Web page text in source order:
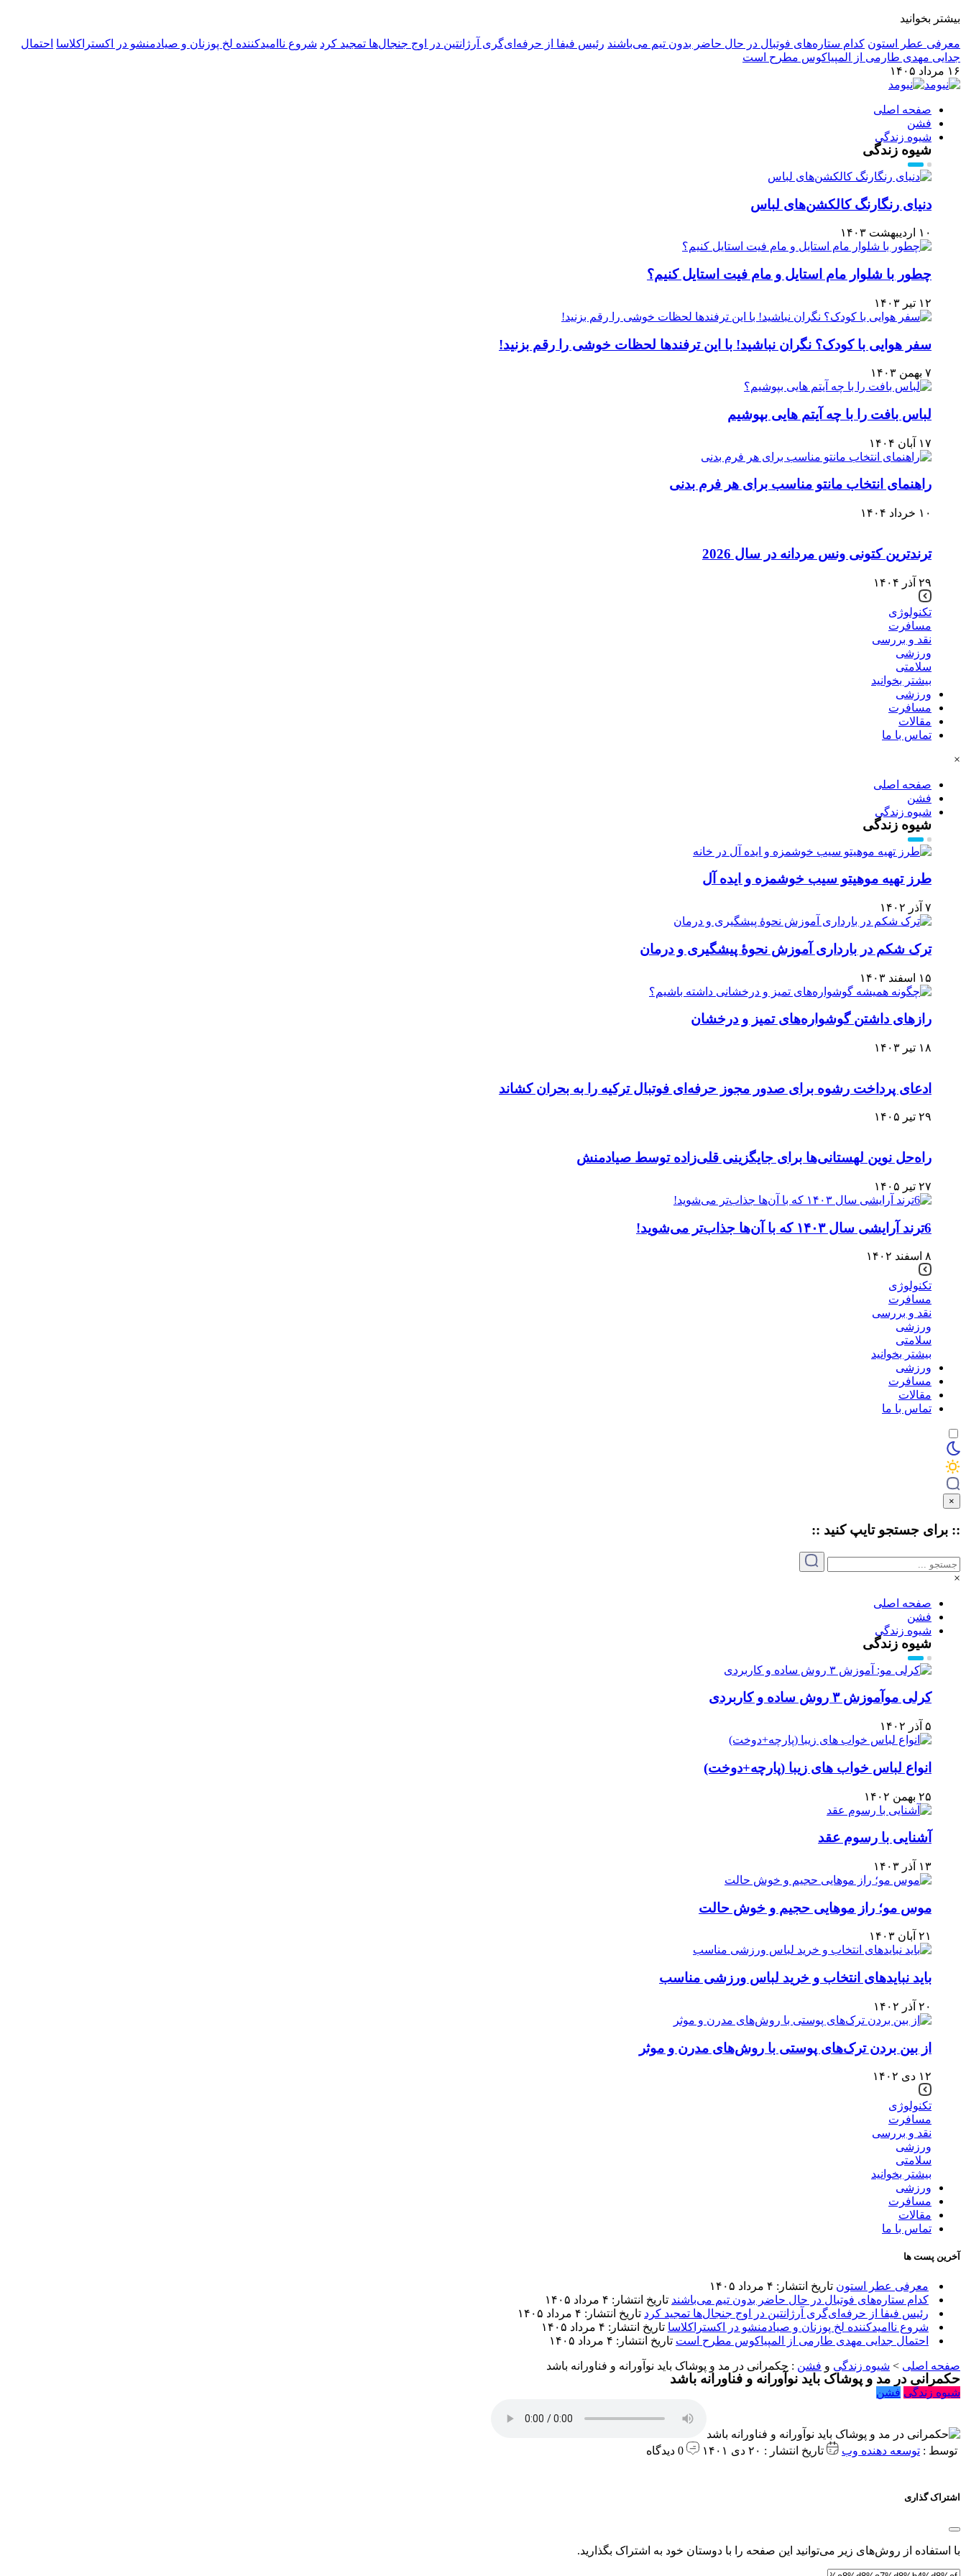
بیشتر بخوانید
معرفی عطر استون کدام ستاره‌های فوتبال در حال حاضر بدون تیم می‌باشند رئیس فیفا از حرفه‌ای‌گری آرژانتین در اوج جنجال‌ها تمجید کرد شروع ناامیدکننده لخ پوزنان و صیادمنشو در اکستراکلاسا احتمال
جدایی مهدی طارمی از المپیاکوس مطرح است
۱۶ مرداد ۱۴۰۵
صفحه اصلی
فشن
شیوه زندگی
شیوه زندگی
دنیای رنگارنگ کالکشن‌های لباس
۱۰ اردیبهشت ۱۴۰۳
چطور با شلوار مام استایل و مام فیت استایل کنیم؟
۱۲ تیر ۱۴۰۳
سفر هوایی با کودک؟ نگران نباشید! با این ترفندها لحظات خوشی را رقم بزنید!
۷ بهمن ۱۴۰۳
لباس بافت را با چه آیتم هایی بپوشیم
۱۷ آبان ۱۴۰۴
راهنمای انتخاب مانتو مناسب برای هر فرم بدنی
۱۰ خرداد ۱۴۰۴
ترندترین کتونی‌ ونس مردانه در سال 2026
۲۹ آذر ۱۴۰۴
تکنولوژی
مسافرت
نقد و بررسی
ورزشی
سلامتی
بیشتر بخوانید
ورزشی
مسافرت
مقالات
تماس با ما
×
صفحه اصلی
فشن
شیوه زندگی
شیوه زندگی
طرز تهیه موهیتو سیب خوشمزه و ایده آل
۷ آذر ۱۴۰۲
ترک شکم در بارداری آموزش نحوۀ پیشگیری و درمان
۱۵ اسفند ۱۴۰۳
رازهای داشتن گوشواره‌های تمیز و درخشان
۱۸ تیر ۱۴۰۳
ادعای پرداخت رشوه برای صدور مجوز حرفه‌ای فوتبال ترکیه را به بحران کشاند
۲۹ تیر ۱۴۰۵
راه‌حل نوین لهستانی‌ها برای جایگزینی قلی‌زاده توسط صیادمنش
۲۷ تیر ۱۴۰۵
6ترند آرایشی سال ۱۴۰۳ که با آن‌ها جذاب‌تر می‌شوید!
۸ اسفند ۱۴۰۲
تکنولوژی
مسافرت
نقد و بررسی
ورزشی
سلامتی
بیشتر بخوانید
ورزشی
مسافرت
مقالات
تماس با ما
×
:: برای جستجو تایپکنید ::
×
صفحه اصلی
فشن
شیوه زندگی
شیوه زندگی
کرلی موآموزش ۳ روش ساده و کاربردی
۵ آذر ۱۴۰۲
انواع لباس خواب های زیبا (پارچه+دوخت)
۲۵ بهمن ۱۴۰۲
آشنایی با رسوم عقد
۱۳ آذر ۱۴۰۳
موس مو؛ راز موهایی حجیم و خوش حالت
۲۱ آبان ۱۴۰۳
باید نبایدهای انتخاب و خرید لباس ورزشی مناسب
۲۰ آذر ۱۴۰۲
از بین بردن ترک‌های پوستی با روش‌های مدرن و موثر
۱۲ دی ۱۴۰۲
تکنولوژی
مسافرت
نقد و بررسی
ورزشی
سلامتی
بیشتر بخوانید
ورزشی
مسافرت
مقالات
تماس با ما
آخرین پست ها
معرفی عطر استون تاریخ انتشار: ۴ مرداد ۱۴۰۵
کدام ستاره‌های فوتبال در حال حاضر بدون تیم می‌باشند تاریخ انتشار: ۴ مرداد ۱۴۰۵
رئیس فیفا از حرفه‌ای‌گری آرژانتین در اوج جنجال‌ها تمجید کرد تاریخ انتشار: ۴ مرداد ۱۴۰۵
شروع ناامیدکننده لخ پوزنان و صیادمنشو در اکستراکلاسا تاریخ انتشار: ۴ مرداد ۱۴۰۵
احتمال جدایی مهدی طارمی از المپیاکوس مطرح است تاریخ انتشار: ۴ مرداد ۱۴۰۵
صفحه اصلی > شیوه زندگی و فشن : حکمرانی در مد و پوشاک باید نوآورانه و فناورانه باشد
حکمرانی در مد و پوشاک باید نوآورانه و فناورانه باشد
شیوه زندگی فشن
توسط : توسعه دهنده وب تاریخ انتشار : ۲۰ دی ۱۴۰۱
اشتراک گذاری
با استفاده از روش‌های زیر می‌توانید این صفحه را با دوستان خود به اشتراک بگذارید.